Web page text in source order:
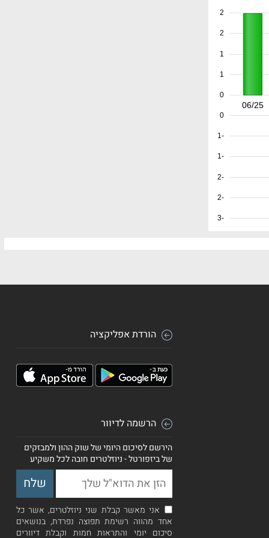
06/25
-3
-2
-2
-1
-1
0
0
1
1
2
2
הורדת אפליקציה
הרשמה לדיוור
הירשם לסיכום היומי של שוק ההון ולמבזקים
של ביזפורטל - ניוזלטרים חובה לכל משקיע
אני מאשר קבלת שני ניוזלטרים, אשר כל
אחד מהווה רשימת תפוצה נפרדת, בנושאים
סיכום יומי והתראות חמות וקבלת דיוורים